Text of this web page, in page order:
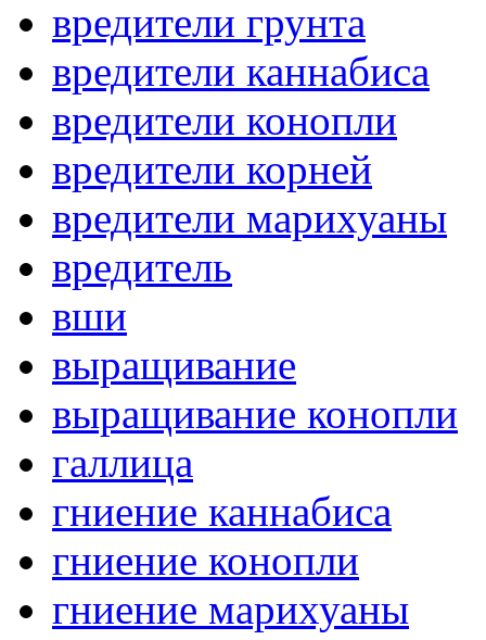
вредители грунта
вредители каннабиса
вредители конопли
вредители корней
вредители марихуаны
вредитель
вши
выращивание
выращивание конопли
галлица
гниение каннабиса
гниение конопли
гниение марихуаны